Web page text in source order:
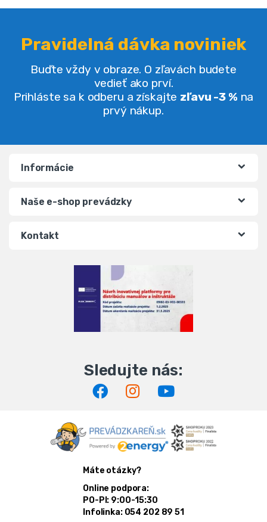
Pravidelná dávka noviniek
Buďte vždy v obraze. O zľavách budete
vedieť ako prví.
Prihláste sa k odberu a získajte zľavu -3 % na
prvý nákup.
Informácie
Naše e-shop prevádzky
Kontakt
Máte otázky?
Online podpora:
PO-PI: 9:00-15:30
Infolinka: 054 202 89 51